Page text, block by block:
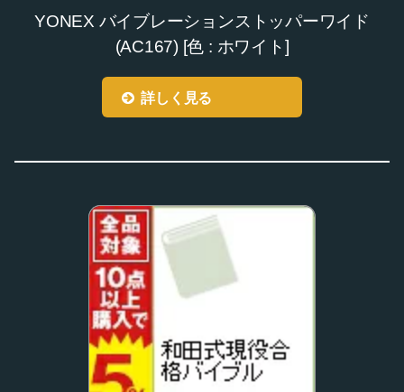
YONEX バイブレーションストッパーワイド
(AC167) [色 : ホワイト]
詳しく見る